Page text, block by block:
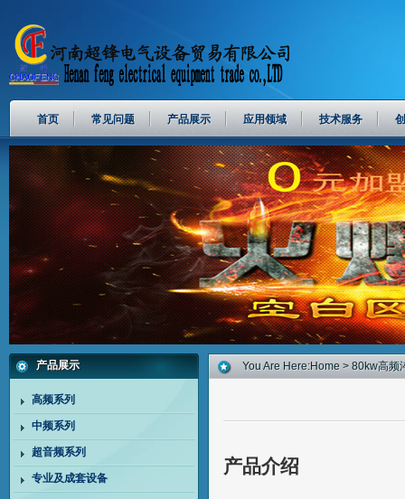
首页 常见问题 产品展示 应用领域 技术服务
产品展示
高频系列
中频系列
超音频系列
专业及成套设备
You Are Here:Home > 80kw高频
产品介绍